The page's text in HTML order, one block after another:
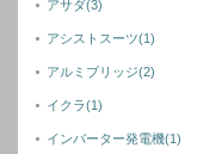
アサダ(3)
アシストスーツ(1)
アルミブリッジ(2)
イクラ(1)
インバーター発電機(1)